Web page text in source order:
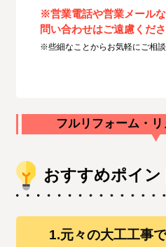
※営業電話や営業メール
問い合わせはご遠慮くださ
※些細なことからお気軽にご相談
フルリフォーム・
おすすめポイン
1.元々の大工工事